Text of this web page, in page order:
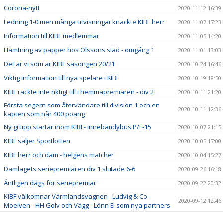
Corona-nytt 2020-11-12 16:39
Ledning 1-0 men många utvisningar knäckte KIBF herr 2020-11-07 17:23
Information till KIBF medlemmar 2020-11-05 14:20
Hämtning av papper hos Olssons städ - omgång 1 2020-11-01 13:03
Det är vi som är KIBF säsongen 20/21 2020-10-24 16:46
Viktig information till nya spelare i KIBF 2020-10-19 18:50
KIBF räckte inte riktigt till i hemmapremiären - div 2 2020-10-11 21:20
Första segern som återvändare till division 1 och en
kapten som når 400 poäng
2020-10-11 12:36
Ny grupp startar inom KIBF- innebandybus P/F-15 2020-10-07 21:15
KIBF säljer Sportlotten 2020-10-05 17:00
KIBF herr och dam - helgens matcher 2020-10-04 15:27
Damlagets seriepremiären div 1 slutade 6-6 2020-09-26 16:18
Äntligen dags för seriepremiär 2020-09-22 20:32
KIBF välkomnar Värmlandsvagnen - Ludvig & Co -
Moelven - HH Golv och Vägg - Lönn El som nya partners
2020-09-12 12:46